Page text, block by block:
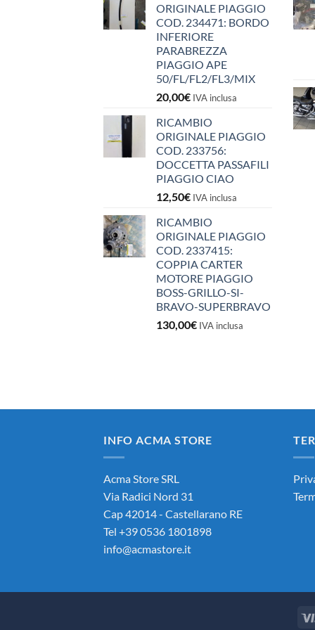
ORIGINALE PIAGGIO
COD. 234471: BORDO
INFERIORE
PARABREZZA
PIAGGIO APE
50/FL/FL2/FL3/MIX
20,00€ IVA inclusa
RICAMBIO
ORIGINALE PIAGGIO
COD. 233756:
DOCCETTA PASSAFILI
PIAGGIO CIAO
12,50€ IVA inclusa
RICAMBIO
ORIGINALE PIAGGIO
COD. 2337415:
COPPIA CARTER
MOTORE PIAGGIO
BOSS-GRILLO-SI-
BRAVO-SUPERBRAVO
130,00€ IVA inclusa
INFO ACMA STORE
Acma Store SRL
Via Radici Nord 31
Cap 42014 - Castellarano RE
Tel +39 0536 1801898
info@acmastore.it